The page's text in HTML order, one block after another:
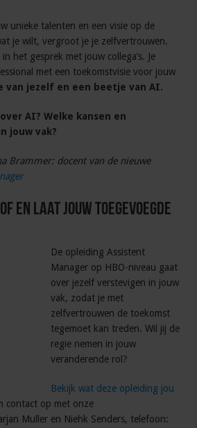
unieke talenten en een visie op de
je wilt, vergroot je je zelfvertrouwen.
het gesprek met jouw collega’s. Je
met een toekomstvisie voor jouw
van jezelf en een beetje van AI.
AI? Welke kansen en
jouw vak?
Brammer: docent van de nieuwe
en laat jouw toegevoegde
De opleiding Assistent
Manager op HBO-niveau gaat
over jezelf verstevigen in jouw
vak, zodat je met
zelfvertrouwen de toekomst
tegemoet kan treden. Wil jij de
regie nemen in jouw
veranderende rol?
Bekijk wat deze opleiding jou
contact op met onze
Muller en Niehk Senders, telefoon: